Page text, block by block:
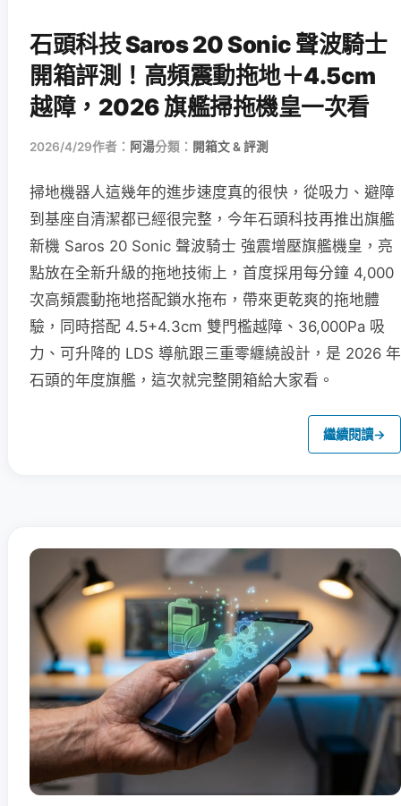
石頭科技 Saros 20 Sonic 聲波騎士
開箱評測！高頻震動拖地＋4.5cm
越障，2026 旗艦掃拖機皇一次看
2026/4/29作者： 阿湯分類： 開箱文 & 評測
掃地機器人這幾年的進步速度真的很快，從吸力、避障
到基座自清潔都已經很完整，今年石頭科技再推出旗艦
新機 Saros 20 Sonic 聲波騎士 強震增壓旗艦機皇，亮
點放在全新升級的拖地技術上，首度採用每分鐘 4,000
次高頻震動拖地搭配鎖水拖布，帶來更乾爽的拖地體
驗，同時搭配 4.5+4.3cm 雙門檻越障、36,000Pa 吸
力、可升降的 LDS 導航跟三重零纏繞設計，是 2026 年
石頭的年度旗艦，這次就完整開箱給大家看。
繼續閱讀→